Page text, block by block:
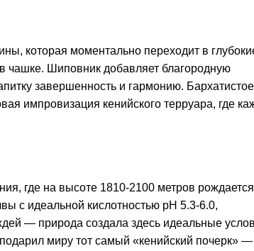
которая моментально переходит в
чашке. Шиповник добавляет благородную
завершенность и гармонию.
импровизация кенийского терруара, где
где на высоте 1810-2100 метров рождается
с идеальной кислотностью pH 5.3-6.0,
— природа создала здесь идеальные
миру тот самый «кенийский почерк» —